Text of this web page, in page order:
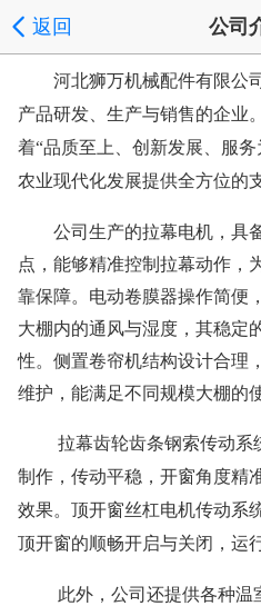
返回 公司
河北狮万机械配件有限公
产品研发、生产与销售的企业
着“品质至上、创新发展、服务
农业现代化发展提供全方位的
公司生产的拉幕电机，具
点，能够精准控制拉幕动作，
靠保障。电动卷膜器操作简便
大棚内的通风与湿度，其稳定
性。侧置卷帘机结构设计合理
维护，能满足不同规模大棚的
拉幕齿轮齿条钢索传动
制作，传动平稳，开窗角度精
效果。顶开窗丝杠电机传动系
顶开窗的顺畅开启与关闭，运
此外，公司还提供各种